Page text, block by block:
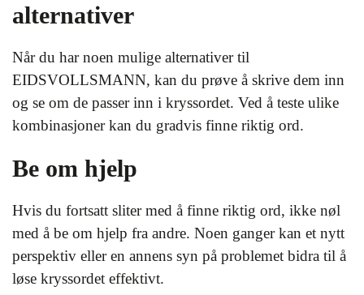
alternativer
Når du har noen mulige alternativer til
EIDSVOLLSMANN, kan du prøve å skrive dem inn
og se om de passer inn i kryssordet. Ved å teste ulike
kombinasjoner kan du gradvis finne riktig ord.
Be om hjelp
Hvis du fortsatt sliter med å finne riktig ord, ikke nøl
med å be om hjelp fra andre. Noen ganger kan et nytt
perspektiv eller en annens syn på problemet bidra til å
løse kryssordet effektivt.